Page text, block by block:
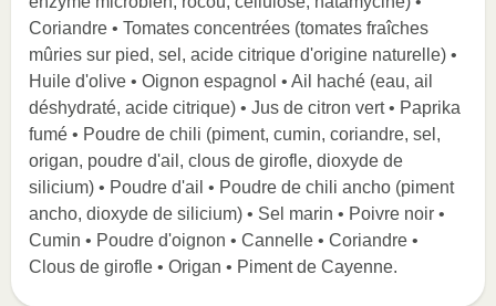
Coriandre • Tomates concentrées (tomates fraîches
mûries sur pied, sel, acide citrique d'origine naturelle) •
Huile d'olive • Oignon espagnol • Ail haché (eau, ail
déshydraté, acide citrique) • Jus de citron vert • Paprika
fumé • Poudre de chili (piment, cumin, coriandre, sel,
origan, poudre d'ail, clous de girofle, dioxyde de
silicium) • Poudre d'ail • Poudre de chili ancho (piment
ancho, dioxyde de silicium) • Sel marin • Poivre noir •
Cumin • Poudre d'oignon • Cannelle • Coriandre •
Clous de girofle • Origan • Piment de Cayenne.